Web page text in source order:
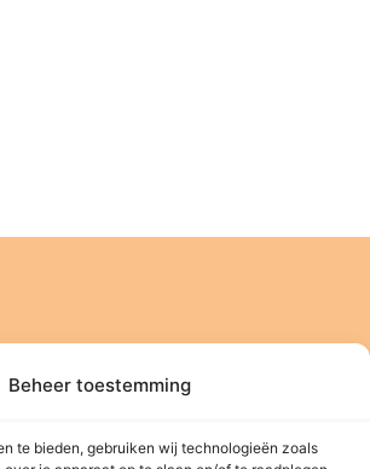
Beheer toestemming
te bieden, gebruiken wij technologieën zoals
Nieuws